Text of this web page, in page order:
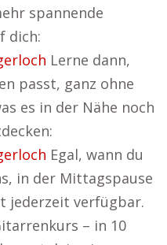
spannende
dich:
Lerne dann,
passt, ganz ohne
es in der Nähe noch
Egal, wann du
in der Mittagspause
jederzeit verfügbar.
– in 10